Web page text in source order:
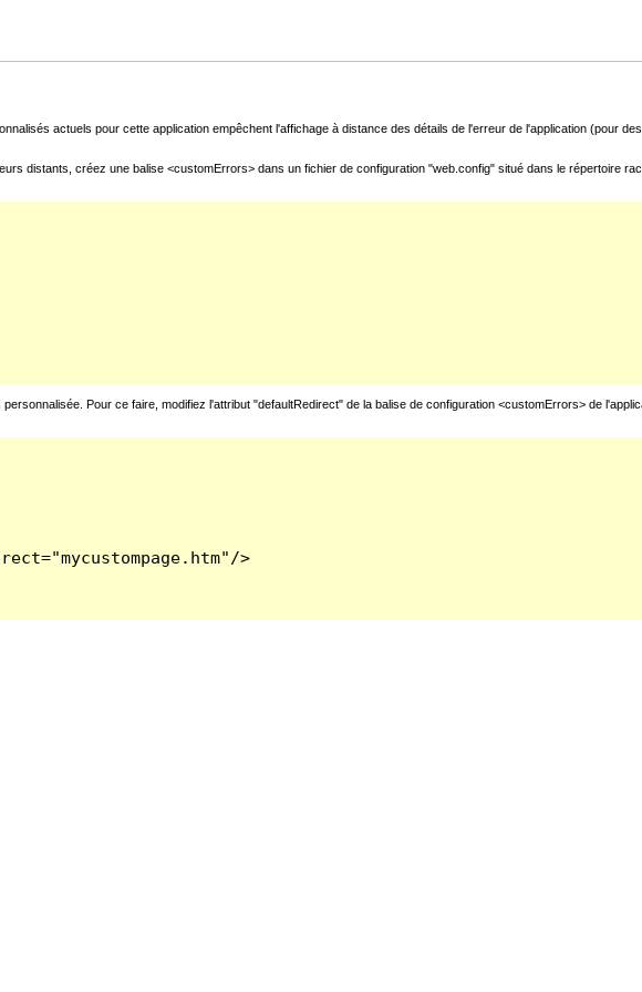
actuels pour cette application empêchent l'affichage à distance des détails de l'erreur de l'application (pour
distants, créez une balise <customErrors> dans un fichier de configuration "web.config" situé dans le répertoire
Pour ce faire, modifiez l'attribut "defaultRedirect" de la balise de configuration <customErrors> de
>